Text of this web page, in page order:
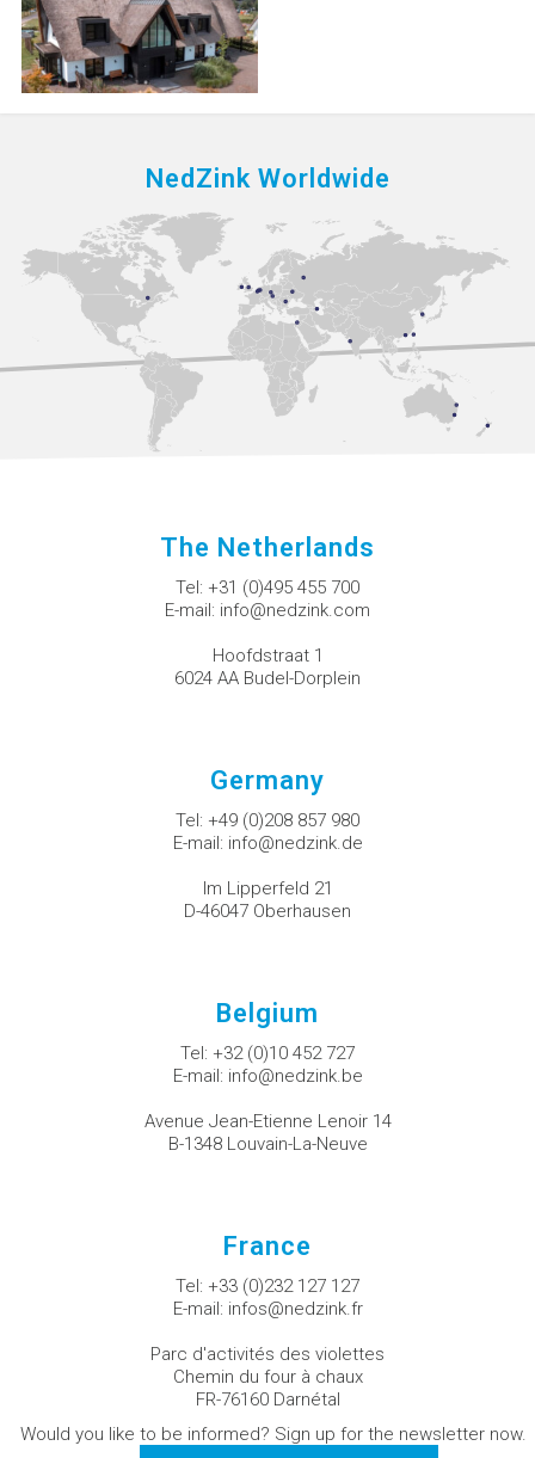
NedZink Worldwide
The Netherlands
Tel: +31 (0)495 455 700
E-mail: info@nedzink.com
Hoofdstraat 1
6024 AA Budel-Dorplein
Germany
Tel: +49 (0)208 857 980
E-mail: info@nedzink.de
Im Lipperfeld 21
D-46047 Oberhausen
Belgium
Tel: +32 (0)10 452 727
E-mail: info@nedzink.be
Avenue Jean-Etienne Lenoir 14
B-1348 Louvain-La-Neuve
France
Tel: +33 (0)232 127 127
E-mail: infos@nedzink.fr
Parc d'activités des violettes
Chemin du four à chaux
FR-76160 Darnétal
Would you like to be informed? Sign up for the newsletter now.